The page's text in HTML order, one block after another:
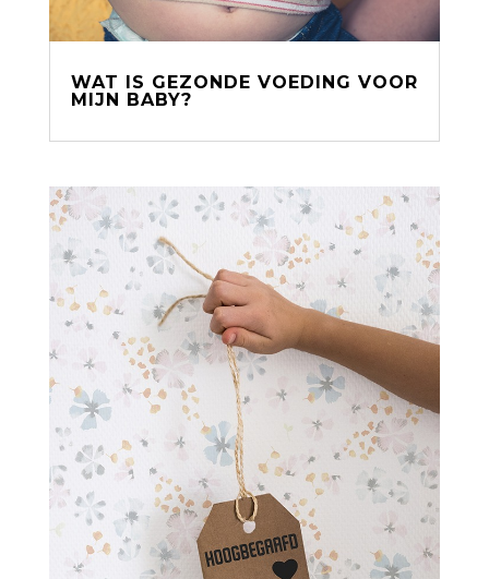
WAT IS GEZONDE VOEDING VOOR
MIJN BABY?